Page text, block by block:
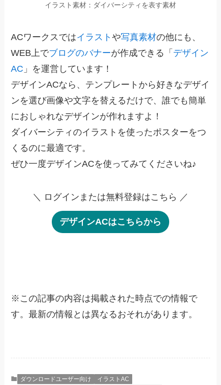
イラスト素材：ダイバーシティを表す素材
ACワークスではイラストや写真素材の他にも、
WEB上でブログのバナーが作成できる「 デザイン
AC 」を運営しています！
デザインACなら、テンプレートから好きなデザイ
ンを選び画像や文字を替えるだけで、誰でも簡単
におしゃれなデザインが作れますよ！
ダイバーシティのイラストを使ったポスターをつ
くるのに最適です。
ぜひ一度デザインACを使ってみてくださいね♪
＼ ログインまたは無料登録はこちら ／
デザインACはこちらから
※ この記事の内容は掲載された時点での情報で
す。最新の情報とは異なるおそれがあります。
ダウンロードユーザー向け
イラストAC